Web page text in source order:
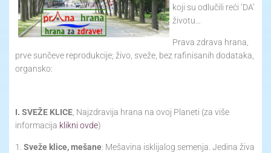
koji su odlučili reći ‘DA’
životu…
Prava zdrava hrana,
prve sunčeve reprodukcije; živo, sveže, bez rafinisanih dodataka,
organsko:
I. SVEŽE KLICE , Najzdravija hrana na ovoj Planeti (za više
informacija klikni ovde)
1. Sveže klice, mešane: Mešavina isklijalog semenja. Jedina živa